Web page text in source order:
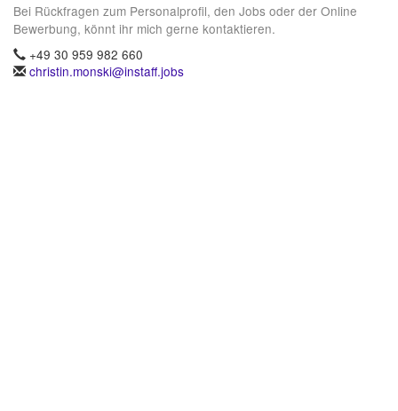
Bei Rückfragen zum Personalprofil, den Jobs oder der Online
Bewerbung, könnt ihr mich gerne kontaktieren.
+49 30 959 982 660
christin.monski@instaff.jobs